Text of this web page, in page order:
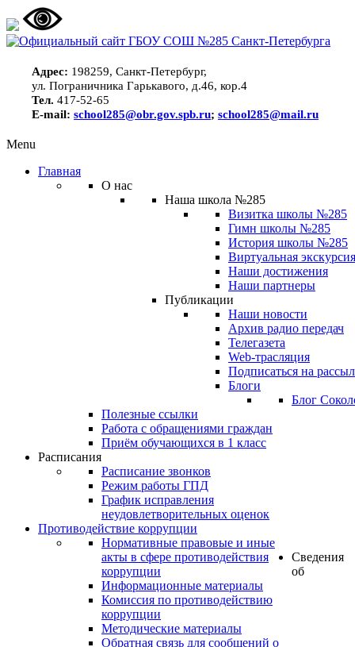
Адрес: 198259, Санкт-Петербург,
ул. Пограничника Гарькавого, д.46, кор.4
Тел. 417-52-65
E-mail: school285@obr.gov.spb.ru; school285@mail.ru
Menu
Главная
О нас
Наша школа №285
Визитка школы №285
Гимн школы №285
История школы №285
Виртуальная
Наши достижения
Наши партнеры
Публикации
Наши новости
Архив радио передач
Телегазета
Web-трасляция
Подписаться на
Блоги
Блог
Полезные ссылки
Работа с обращениями граждан
Приём обучающихся в 1 класс
Расписания
Расписание звонков
Режим работы ГПД
График исправления
неудовлетворительных оценок
Противодействие коррупции
Нормативные правовые и иные
акты в сфере противодействия
коррупции
Информационные материалы
Комиссия по противодействию
коррупции
Методические материалы
Обратная связь для сообщений о
Сведения
об